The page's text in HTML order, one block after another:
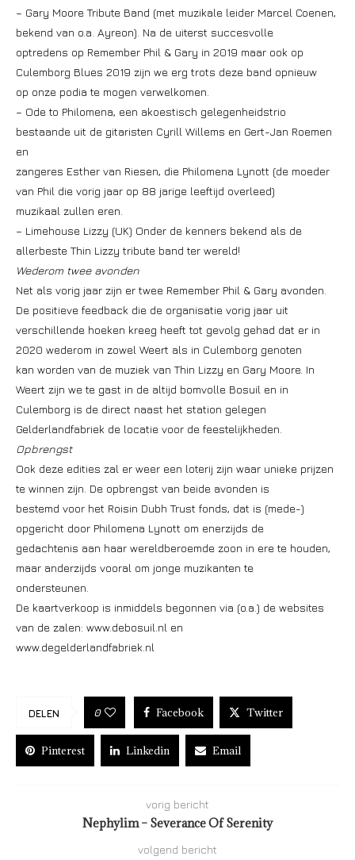
– Gary Moore Tribute Band (met muzikale leider Marcel Coenen,
bekend van o.a. Ayreon). Na de uiterst succesvolle
optredens op Remember Phil & Gary in 2019 maar ook op
Culemborg Blues 2019 zijn we erg trots deze band opnieuw
op onze podia te mogen verwelkomen.
– Ode to Philomena, een akoestisch gelegenheidstrio
bestaande uit de gitaristen Cyrill Willems en Gert-Jan Roemen
en
zangeres Esther van Riesen, die Philomena Lynott (de moeder
van Phil die vorig jaar op 88 jarige leeftijd overleed)
muzikaal zullen eren.
– Limehouse Lizzy (UK) Onder de kenners bekend als de
allerbeste Thin Lizzy tribute band ter wereld!
Wederom twee avonden
Net als vorig jaar zijn er twee Remember Phil & Gary avonden.
De positieve feedback die de organisatie vorig jaar uit
verschillende hoeken kreeg heeft tot gevolg gehad dat er in
2020 wederom in zowel Weert als in Culemborg genoten
kan worden van de muziek van Thin Lizzy en Gary Moore. In
Weert zijn we te gast in de altijd bomvolle Bosuil en in
Culemborg is de direct naast het station gelegen
Gelderlandfabriek de locatie voor de feestelijkheden.
Opbrengst
Ook deze edities zal er weer een loterij zijn waar unieke prijzen
te winnen zijn. De opbrengst van beide avonden is
bestemd voor het Roisin Dubh Trust fonds, dat is (mede-)
opgericht door Philomena Lynott om enerzijds de
gedachtenis aan haar wereldberoemde zoon in ere te houden,
maar anderzijds vooral om jonge muzikanten te
ondersteunen.
De kaartverkoop is inmiddels begonnen via (o.a.) de websites
van de zalen: www.debosuil.nl en
www.degelderlandfabriek.nl
DELEN 0 Facebook Twitter
Pinterest Linkedin Email
vorig bericht
Nephylim – Severance Of Serenity
volgend bericht